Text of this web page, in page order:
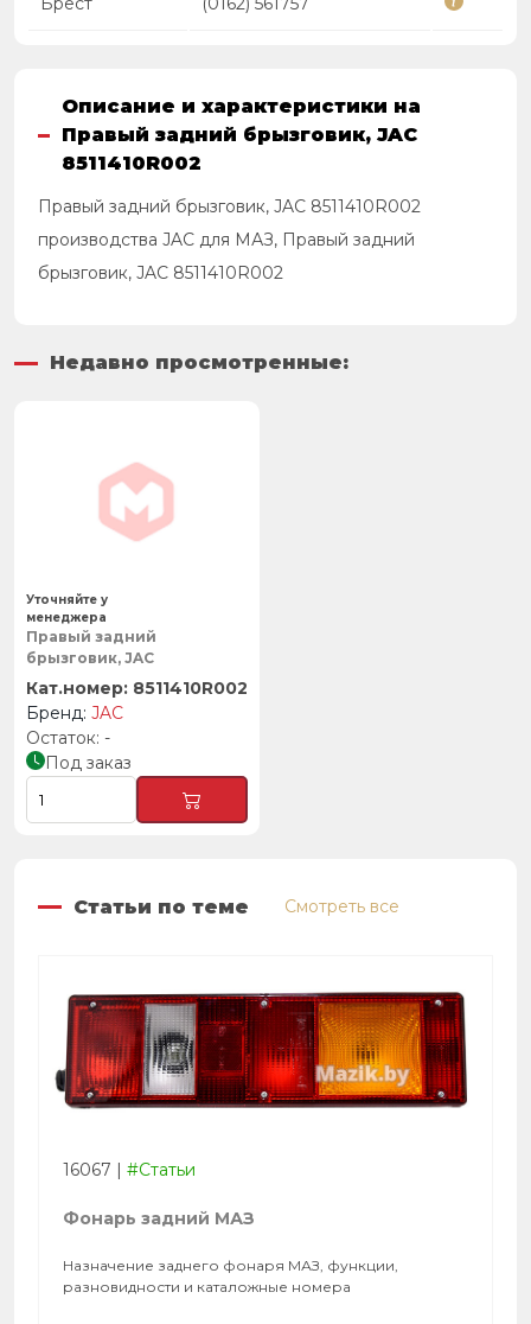
Описание и характеристики на
Правый задний брызговик, JAC
8511410R002
Правый задний брызговик, JAC 8511410R002
производства JAC для МАЗ, Правый задний
брызговик, JAC 8511410R002
Недавно просмотренные:
Правый задний
брызговик, JAC
8511410R002
JAC
-
Под заказ
Уточняйте у
менеджера
Статьи по теме Смотреть все
16067 | #Статьи
Фонарь задний МАЗ
Назначение заднего фонаря МАЗ, функции,
разновидности и каталожные номера